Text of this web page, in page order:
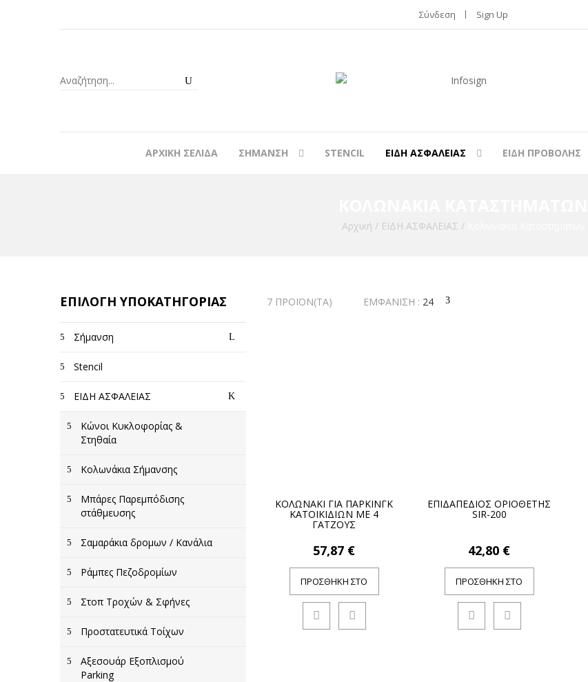
Σύνδεση Sign Up
ΑΡΧΙΚΉ ΣΕΛΊΔΑ ΣΉΜΑΝΣΗ STENCIL ΕΙΔΗ ΑΣΦΑΛΕΙΑΣ ΕΙΔΗ ΠΡΟΒΟΛΗΣ
Αρχική / ΕΙΔΗ ΑΣΦΑΛΕΙΑΣ /
ΕΠΙΛΟΓΉ ΥΠΟΚΑΤΗΓΟΡΊΑΣ
Σήμανση
Stencil
ΕΙΔΗ ΑΣΦΑΛΕΙΑΣ
Κώνοι Κυκλοφορίας &
Στηθαία
Κολωνάκια Σήμανσης
Μπάρες Παρεμπόδισης
στάθμευσης
Σαμαράκια δρομων / Κανάλια
Ράμπες Πεζοδρομίων
Στοπ Τροχών & Σφήνες
Προστατευτικά Τοίχων
Αξεσουάρ Εξοπλισμού
Parking
7 ΠΡΟΪΌΝ(ΤΑ) ΕΜΦΆΝΙΣΗ : 24
ΚΟΛΩΝΑΚΙ ΓΙΑ ΠΑΡΚΙΝΓΚ
ΚΑΤΟΙΚΙΔΙΩΝ ΜΕ 4
ΓΑΤΖΟΥΣ
57,87 €
ΠΡΟΣΘΉΚΗ ΣΤΟ
ΕΠΙΔΑΠΕΔΙΟΣ ΟΡΙΟΘΕΤΗΣ
SIR-200
42,80 €
ΠΡΟΣΘΉΚΗ ΣΤΟ